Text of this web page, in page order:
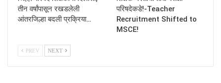
तीन वर्षांपासून रखडलेली
आंतरजिल्हा बदली प्रक्रिया…
परिषदेकडे!-Teacher
Recruitment Shifted to
MSCE!
PREV NEXT